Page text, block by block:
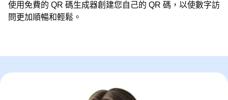
使用免費的 QR 碼生成器創建您自己的 QR 碼，以使數字訪
問更加順暢和輕鬆。